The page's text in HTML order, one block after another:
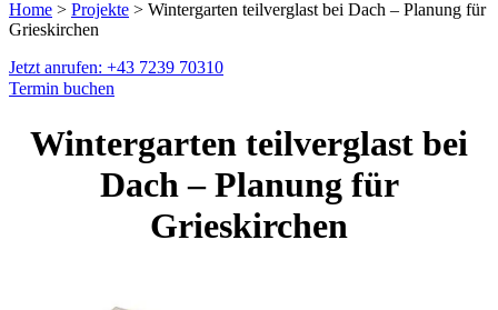
Home > Projekte > Wintergarten teilverglast bei Dach – Planung für
Grieskirchen
Jetzt anrufen: +43 7239 70310
Termin buchen
Wintergarten teilverglast bei
Dach – Planung für
Grieskirchen